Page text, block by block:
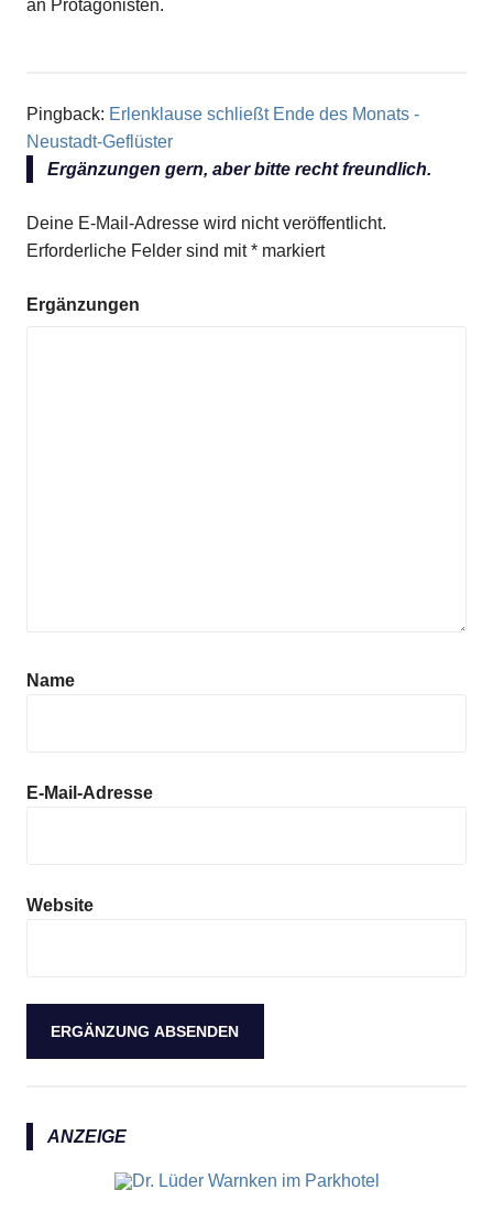
an Protagonisten.
Pingback: Erlenklause schließt Ende des Monats -
Neustadt-Geflüster
Ergänzungen gern, aber bitte recht freundlich.
Deine E-Mail-Adresse wird nicht veröffentlicht.
Erforderliche Felder sind mit* markiert
Ergänzungen
Name
E-Mail-Adresse
Website
ANZEIGE